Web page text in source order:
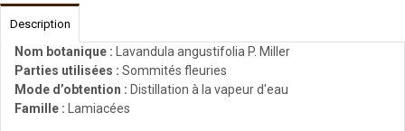
Description
Nom botanique : Lavandula angustifolia P. Miller
Parties utilisées : Sommités fleuries
Mode d’obtention : Distillation à la vapeur d'eau
Famille : Lamiacées